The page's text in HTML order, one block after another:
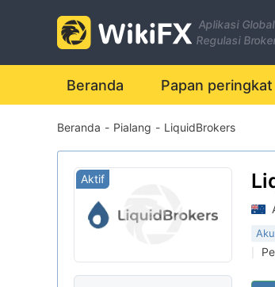
Aplikasi
Regulasi
Beranda Papan peringkat
Beranda - Pialang - LiquidBrokers
Aktif
1
2
3
4
5
0
1
2
4
0
1
3